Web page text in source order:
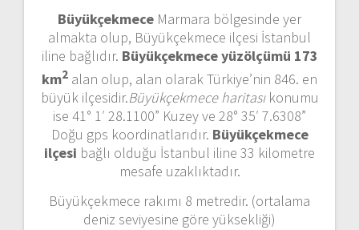
Büyükçekmece Marmara bölgesinde yer
almakta olup, Büyükçekmece ilçesi İstanbul
iline bağlıdır. Büyükçekmece yüzölçümü 173
km2 alan olup, alan olarak Türkiye’nin 846. en
büyük ilçesidir.Büyükçekmece haritasıkonumu
ise 41° 1′ 28.1100” Kuzey ve 28° 35′ 7.6308”
Doğu gps koordinatlarıdır. Büyükçekmece
ilçesi bağlı olduğu İstanbul iline 33 kilometre
mesafe uzaklıktadır.
Büyükçekmece rakımı 8 metredir. (ortalama
deniz seviyesine göre yüksekliği)